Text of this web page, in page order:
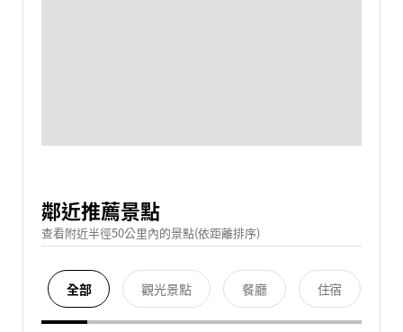
鄰近推薦景點
查看附近半徑50公里內的景點(依距離排序)
全部 觀光景點 餐廳 住宿